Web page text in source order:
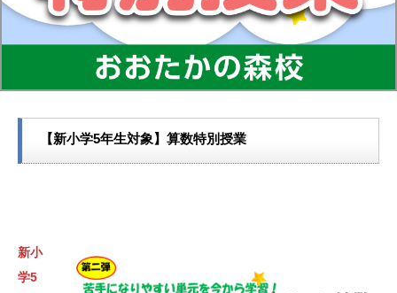
【新小学5年生対象】算数特別授業
新小
学5